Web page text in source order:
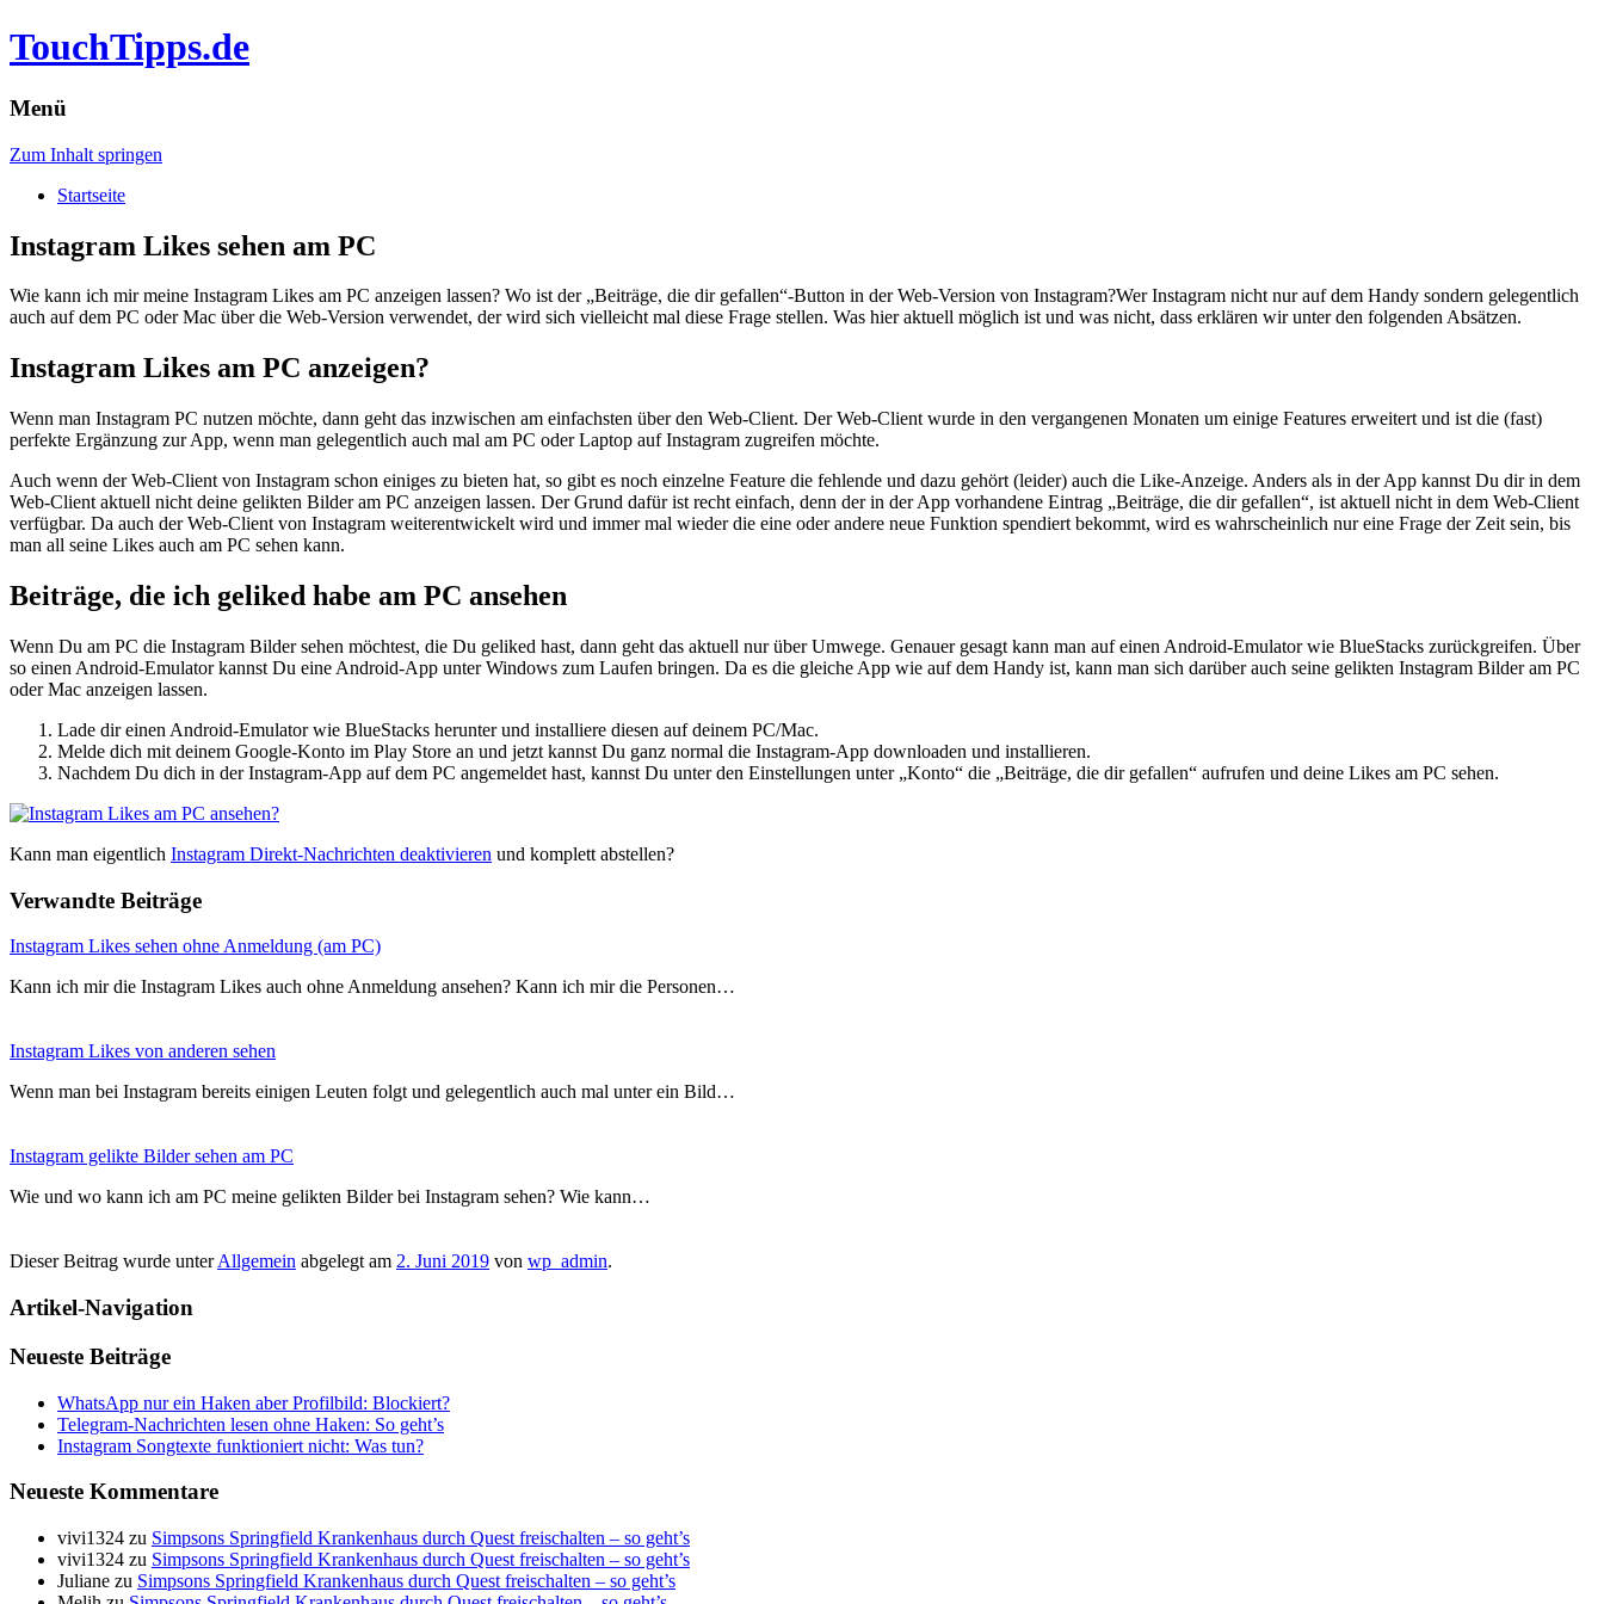
TouchTipps.de
Menü
Zum Inhalt springen
Startseite
Instagram Likes sehen am PC
Wie kann ich mir meine Instagram Likes am PC anzeigen lassen? Wo ist der „Beiträge, die dir gefallen“-Button in der Web-Version von Instagram?Wer Instagram nicht nur auf dem Handy sondern gelegentlich
auch auf dem PC oder Mac über die Web-Version verwendet, der wird sich vielleicht mal diese Frage stellen. Was hier aktuell möglich ist und was nicht, dass erklären wir unter den folgenden Absätzen.
Instagram Likes am PC anzeigen?
Wenn man Instagram PC nutzen möchte, dann geht das inzwischen am einfachsten über den Web-Client. Der Web-Client wurde in den vergangenen Monaten um einige Features erweitert und ist die (fast)
perfekte Ergänzung zur App, wenn man gelegentlich auch mal am PC oder Laptop auf Instagram zugreifen möchte.
Auch wenn der Web-Client von Instagram schon einiges zu bieten hat, so gibt es noch einzelne Feature die fehlende und dazu gehört (leider) auch die Like-Anzeige. Anders als in der App kannst Du dir in dem
Web-Client aktuell nicht deine gelikten Bilder am PC anzeigen lassen. Der Grund dafür ist recht einfach, denn der in der App vorhandene Eintrag „Beiträge, die dir gefallen“, ist aktuell nicht in dem Web-Client
verfügbar. Da auch der Web-Client von Instagram weiterentwickelt wird und immer mal wieder die eine oder andere neue Funktion spendiert bekommt, wird es wahrscheinlich nur eine Frage der Zeit sein, bis
man all seine Likes auch am PC sehen kann.
Beiträge, die ich geliked habe am PC ansehen
Wenn Du am PC die Instagram Bilder sehen möchtest, die Du geliked hast, dann geht das aktuell nur über Umwege. Genauer gesagt kann man auf einen Android-Emulator wie BlueStacks zurückgreifen. Über
so einen Android-Emulator kannst Du eine Android-App unter Windows zum Laufen bringen. Da es die gleiche App wie auf dem Handy ist, kann man sich darüber auch seine gelikten Instagram Bilder am PC
oder Mac anzeigen lassen.
Lade dir einen Android-Emulator wie BlueStacks herunter und installiere diesen auf deinem PC/Mac.
Melde dich mit deinem Google-Konto im Play Store an und jetzt kannst Du ganz normal die Instagram-App downloaden und installieren.
Nachdem Du dich in der Instagram-App auf dem PC angemeldet hast, kannst Du unter den Einstellungen unter „Konto“ die „Beiträge, die dir gefallen“ aufrufen und deine Likes am PC sehen.
Kann man eigentlich Instagram Direkt-Nachrichten deaktivieren und komplett abstellen?
Verwandte Beiträge
Instagram Likes sehen ohne Anmeldung (am PC)
Kann ich mir die Instagram Likes auch ohne Anmeldung ansehen? Kann ich mir die Personen…
Instagram Likes von anderen sehen
Wenn man bei Instagram bereits einigen Leuten folgt und gelegentlich auch mal unter ein Bild…
Instagram gelikte Bilder sehen am PC
Wie und wo kann ich am PC meine gelikten Bilder bei Instagram sehen? Wie kann…
Dieser Beitrag wurde unterAllgemein abgelegt am 2. Juni 2019 von wp_admin.
Artikel-Navigation
Neueste Beiträge
WhatsApp nur ein Haken aber Profilbild: Blockiert?
Telegram-Nachrichten lesen ohne Haken: So geht’s
Instagram Songtexte funktioniert nicht: Was tun?
Neueste Kommentare
vivi1324 zu Simpsons Springfield Krankenhaus durch Quest freischalten – so geht’s
vivi1324 zu Simpsons Springfield Krankenhaus durch Quest freischalten – so geht’s
Juliane zu Simpsons Springfield Krankenhaus durch Quest freischalten – so geht’s